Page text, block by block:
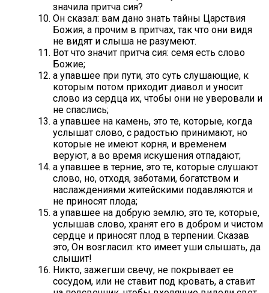
значила притча сия?
Он сказал: вам дано знать тайны Царствия
Божия, а прочим в притчах, так что они видя
не видят и слыша не разумеют.
Вот что значит притча сия: семя есть слово
Божие;
а упавшее при пути, это суть слушающие, к
которым потом приходит диавол и уносит
слово из сердца их, чтобы они не уверовали и
не спаслись;
а упавшее на камень, это те, которые, когда
услышат слово, с радостью принимают, но
которые не имеют корня, и временем
веруют, а во время искушения отпадают;
а упавшее в терние, это те, которые слушают
слово, но, отходя, заботами, богатством и
наслаждениями житейскими подавляются и
не приносят плода;
а упавшее на добрую землю, это те, которые,
услышав слово, хранят его в добром и чистом
сердце и приносят плод в терпении. Сказав
это, Он возгласил: кто имеет уши слышать, да
слышит!
Никто, зажегши свечу, не покрывает ее
сосудом, или не ставит под кровать, а ставит